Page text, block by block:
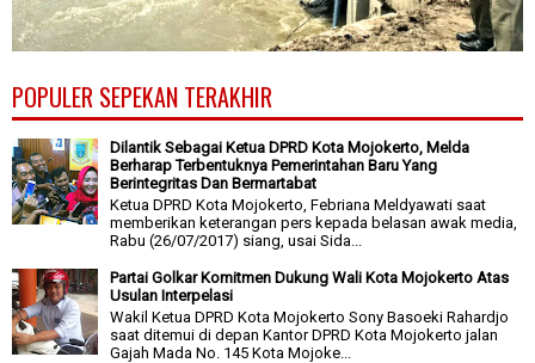
POPULER SEPEKAN TERAKHIR
Dilantik Sebagai Ketua DPRD Kota Mojokerto, Melda
Berharap Terbentuknya Pemerintahan Baru Yang
Berintegritas Dan Bermartabat
Ketua DPRD Kota Mojokerto, Febriana Meldyawati saat
memberikan keterangan pers kepada belasan awak media,
Rabu (26/07/2017) siang, usai Sida...
Partai Golkar Komitmen Dukung Wali Kota Mojokerto Atas
Usulan Interpelasi
Wakil Ketua DPRD Kota Mojokerto Sony Basoeki Rahardjo
saat ditemui di depan Kantor DPRD Kota Mojokerto jalan
Gajah Mada No. 145 Kota Mojoke...